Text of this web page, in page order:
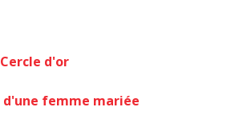
d'or
femme mariée